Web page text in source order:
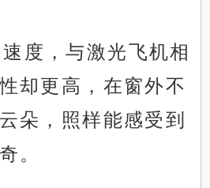
度，与激光飞机相
却更高，在窗外不
朵，照样能感受到
。